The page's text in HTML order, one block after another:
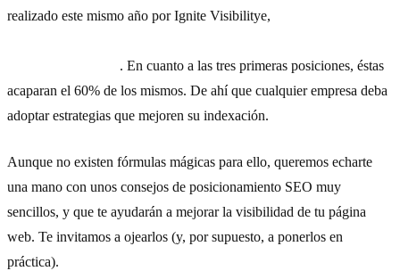
realizado este mismo año por Ignite Visibilitye,
. En cuanto a las tres primeras posiciones, éstas
acaparan el 60% de los mismos. De ahí que cualquier empresa deba
adoptar estrategias que mejoren su indexación.
Aunque no existen fórmulas mágicas para ello, queremos echarte
una mano con unos consejos de posicionamiento SEO muy
sencillos, y que te ayudarán a mejorar la visibilidad de tu página
web. Te invitamos a ojearlos (y, por supuesto, a ponerlos en
práctica).